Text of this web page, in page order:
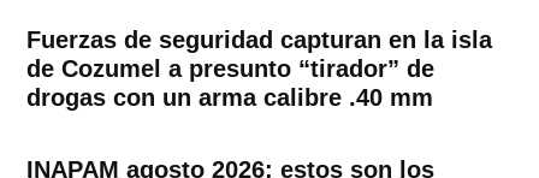
Fuerzas de seguridad capturan en la isla
de Cozumel a presunto “tirador” de
drogas con un arma calibre .40 mm
INAPAM agosto 2026: estos son los